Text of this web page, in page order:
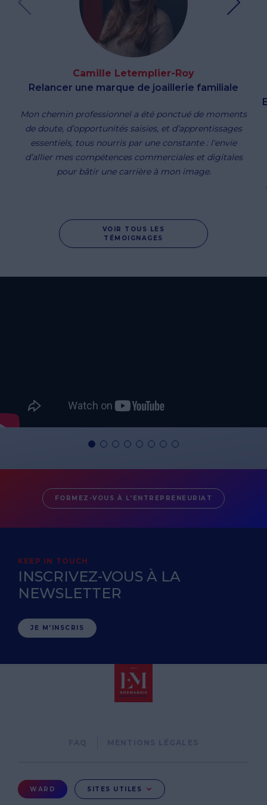
VOIR TOUS LES
TÉMOIGNAGES
Camille Letemplier-Roy
Relancer une marque de joaillerie familiale
Mon chemin professionnel a été ponctué de moments
de doute, d’opportunités saisies, et d’apprentissages
essentiels, tous nourris par une constante : l'envie
d’allier mes compétences commerciales et digitales
pour bâtir une carrière à mon image.
FORMEZ-VOUS À L'ENTREPRENEURIAT
KEEP IN TOUCH
INSCRIVEZ-VOUS À LA
NEWSLETTER
JE M'INSCRIS
Menu
Ward
WARD SITES UTILES